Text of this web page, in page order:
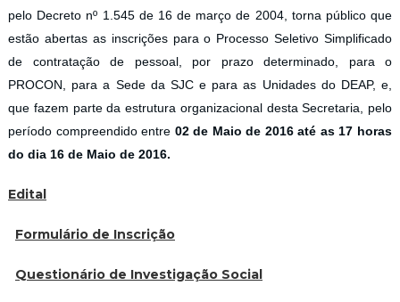
pelo Decreto nº 1.545 de 16 de março de 2004, torna público que
estão abertas as inscrições para o Processo Seletivo Simplificado
de contratação de pessoal, por prazo determinado, para o
PROCON, para a Sede da SJC e para as Unidades do DEAP, e,
que fazem parte da estrutura organizacional desta Secretaria, pelo
período compreendido entre 02 de Maio de 2016 até as 17 horas
do dia 16 de Maio de 2016.
Edital
Formulário de Inscrição
Questionário de Investigação Social